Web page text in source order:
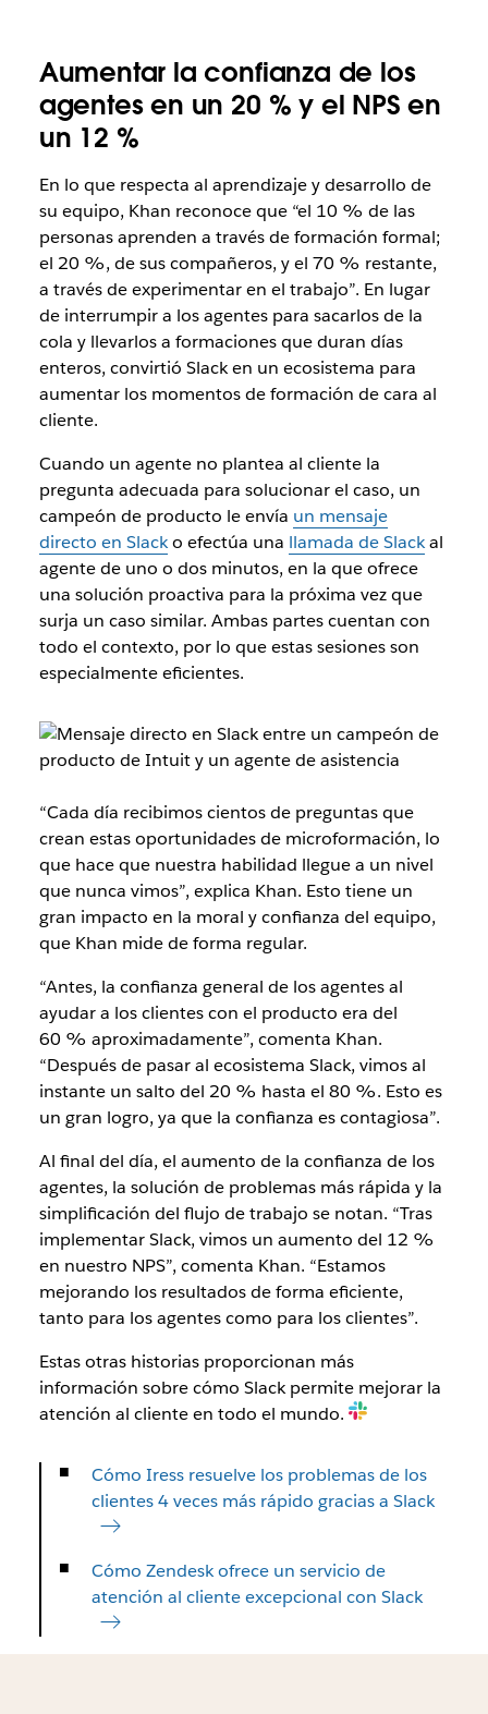
Aumentar la confianza de los
agentes en un 20 % y el NPS en
un 12 %
En lo que respecta al aprendizaje y desarrollo de
su equipo, Khan reconoce que “el 10 % de las
personas aprenden a través de formación formal;
el 20 %, de sus compañeros, y el 70 % restante,
a través de experimentar en el trabajo”. En lugar
de interrumpir a los agentes para sacarlos de la
cola y llevarlos a formaciones que duran días
enteros, convirtió Slack en un ecosistema para
aumentar los momentos de formación de cara al
cliente.
Cuando un agente no plantea al cliente la
pregunta adecuada para solucionar el caso, un
campeón de producto le envía un mensaje
directo en Slacko efectúa una llamada de Slackal
agente de uno o dos minutos, en la que ofrece
una solución proactiva para la próxima vez que
surja un caso similar. Ambas partes cuentan con
todo el contexto, por lo que estas sesiones son
especialmente eficientes.
“Cada día recibimos cientos de preguntas que
crean estas oportunidades de microformación, lo
que hace que nuestra habilidad llegue a un nivel
que nunca vimos”, explica Khan. Esto tiene un
gran impacto en la moral y confianza del equipo,
que Khan mide de forma regular.
“Antes, la confianza general de los agentes al
ayudar a los clientes con el producto era del
60 % aproximadamente”, comenta Khan.
“Después de pasar al ecosistema Slack, vimos al
instante un salto del 20 % hasta el 80 %. Esto es
un gran logro, ya que la confianza es contagiosa”.
Al final del día, el aumento de la confianza de los
agentes, la solución de problemas más rápida y la
simplificación del flujo de trabajo se notan. “Tras
implementar Slack, vimos un aumento del 12 %
en nuestro NPS”, comenta Khan. “Estamos
mejorando los resultados de forma eficiente,
tanto para los agentes como para los clientes”.
Estas otras historias proporcionan más
información sobre cómo Slack permite mejorar la
atención al cliente en todo el mundo.
Cómo Iress resuelve los problemas de los
clientes 4 veces más rápido gracias a Slack
Cómo Zendesk ofrece un servicio de
atención al cliente excepcional con Slack